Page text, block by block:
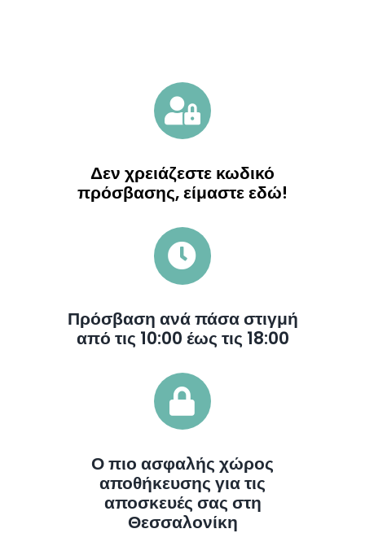
Δεν χρειάζεστε κωδικό
πρόσβασης, είμαστε εδώ!
Πρόσβαση ανά πάσα στιγμή
από τις 10:00 έως τις 18:00
Ο πιο ασφαλής χώρος
αποθήκευσης για τις
αποσκευές σας στη
Θεσσαλονίκη